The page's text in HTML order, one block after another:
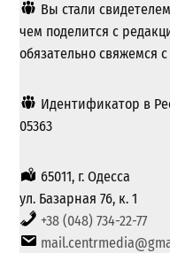
Вы стали
чем поделится с
обязательно свяжемся
Идентификатор в
05363
65011, г. Одесса
ул. Базарная 76, к. 1
+38 (048) 734-22-77